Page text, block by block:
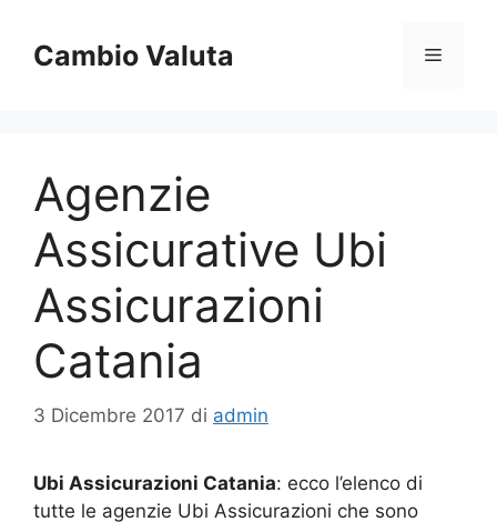
contenuto
Cambio Valuta Menu
Agenzie
Assicurative Ubi
Assicurazioni
Catania
3 Dicembre 2017 di admin
Ubi Assicurazioni Catania: ecco l’elenco di
tutte le agenzie Ubi Assicurazioni che sono